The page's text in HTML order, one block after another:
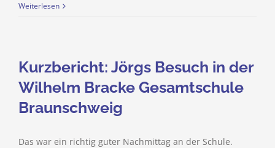
Weiterlesen
Kurzbericht: Jörgs Besuch in der
Wilhelm Bracke Gesamtschule
Braunschweig
Das war ein richtig guter Nachmittag an der Schule.